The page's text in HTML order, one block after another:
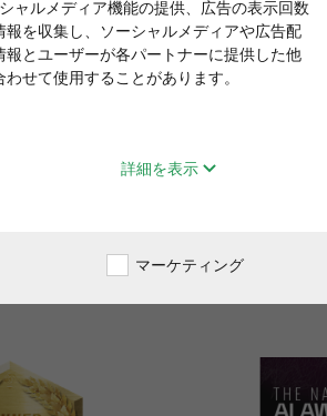
ャルメディア機能の提供、広告の表示回数
を収集し、ソーシャルメディアや広告配
とユーザーが各パートナーに提供した他
せて使用することがあります。
詳細を表示
マーケティング
を持っています。ワイド・ダイナ
ッションを使用した音声処理の新
初めてMade for iPhone補聴器を開
スマート補聴器は、以下の賞を受